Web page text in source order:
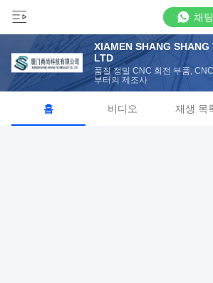
채팅
XIAMEN SHANG
LTD
품질 정밀 CNC 회전 부품,
부터의 제조사
홈 비디오 재생 목